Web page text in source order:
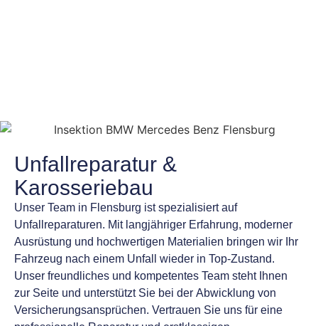
Unfallreparatur &
Karosseriebau
Unser Team in Flensburg ist spezialisiert auf
Unfallreparaturen. Mit langjähriger Erfahrung, moderner
Ausrüstung und hochwertigen Materialien bringen wir Ihr
Fahrzeug nach einem Unfall wieder in Top-Zustand.
Unser freundliches und kompetentes Team steht Ihnen
zur Seite und unterstützt Sie bei der Abwicklung von
Versicherungsansprüchen. Vertrauen Sie uns für eine